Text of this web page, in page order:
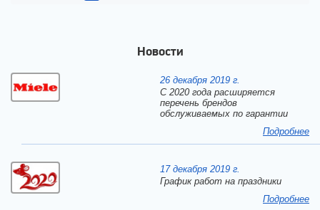
Новости
26 декабря 2019 г.
С 2020 года расширяется
перечень брендов
обслуживаемых по гарантии
Подробнее
17 декабря 2019 г.
График работ на праздники
Подробнее